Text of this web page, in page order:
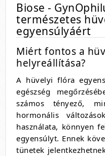
Biose -
természetes
egyensúlyáért
Miért fontos a
helyreállítása?
A hüvelyi flóra
egészség
számos tényező,
hormonális
használata, könnyen
egyensúlyt. Ennek
tünetek